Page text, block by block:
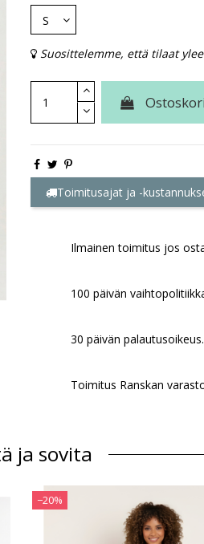
Suosittelemme, että tilaat
Toimitusajat ja -
Ilmainen toimitus jos
100 päivän
30 päivän palautusoikeus.
Toimitus Ranskan
ja sovita
−20%